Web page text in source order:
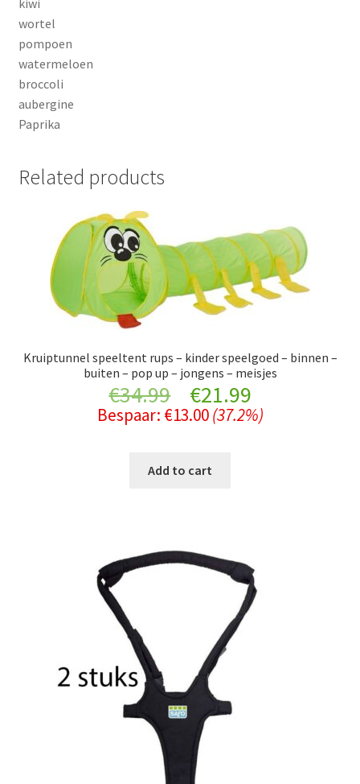
wortel
pompoen
watermeloen
broccoli
aubergine
Paprika
Related products
Kruiptunnel speeltent rups – kinder speelgoed – binnen –
buiten – pop up – jongens – meisjes
€34.99
Original
price
was:
€21.99Current
price
Bespaar: €13.00 (37.2%)
Add to cart